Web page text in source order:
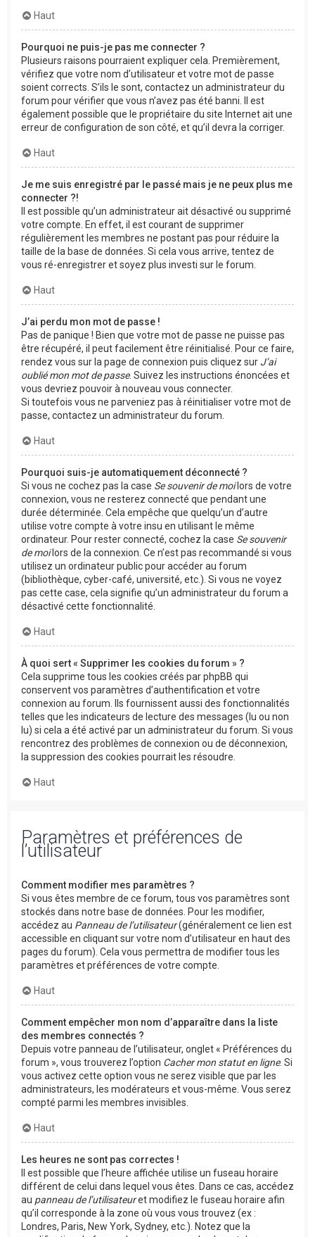
Haut
Pourquoi ne puis-je pas me connecter ?
Plusieurs raisons pourraient expliquer cela. Premièrement,
vérifiez que votre nom d’utilisateur et votre mot de passe
soient corrects. S’ils le sont, contactez un administrateur du
forum pour vérifier que vous n’avez pas été banni. Il est
également possible que le propriétaire du site Internet ait une
erreur de configuration de son côté, et qu’il devra la corriger.
Haut
Je me suis enregistré par le passé mais je ne peux plus me
connecter ?!
Il est possible qu’un administrateur ait désactivé ou supprimé
votre compte. En effet, il est courant de supprimer
régulièrement les membres ne postant pas pour réduire la
taille de la base de données. Si cela vous arrive, tentez de
vous ré-enregistrer et soyez plus investi sur le forum.
Haut
J’ai perdu mon mot de passe !
Pas de panique ! Bien que votre mot de passe ne puisse pas
être récupéré, il peut facilement être réinitialisé. Pour ce faire,
rendez vous sur la page de connexion puis cliquez sur J’ai
oublié mon mot de passe. Suivez les instructions énoncées et
vous devriez pouvoir à nouveau vous connecter.
Si toutefois vous ne parveniez pas à réinitialiser votre mot de
passe, contactez un administrateur du forum.
Haut
Pourquoi suis-je automatiquement déconnecté ?
Si vous ne cochez pas la case Se souvenir de moilors de votre
connexion, vous ne resterez connecté que pendant une
durée déterminée. Cela empêche que quelqu’un d’autre
utilise votre compte à votre insu en utilisant le même
ordinateur. Pour rester connecté, cochez la case Se souvenir
de moilors de la connexion. Ce n’est pas recommandé si vous
utilisez un ordinateur public pour accéder au forum
(bibliothèque, cyber-café, université, etc.). Si vous ne voyez
pas cette case, cela signifie qu’un administrateur du forum a
désactivé cette fonctionnalité.
Haut
À quoi sert « Supprimer les cookies du forum » ?
Cela supprime tous les cookies créés par phpBB qui
conservent vos paramètres d’authentification et votre
connexion au forum. Ils fournissent aussi des fonctionnalités
telles que les indicateurs de lecture des messages (lu ou non
lu) si cela a été activé par un administrateur du forum. Si vous
rencontrez des problèmes de connexion ou de déconnexion,
la suppression des cookies pourrait les résoudre.
Haut
Paramètres et préférences de
l’utilisateur
Comment modifier mes paramètres ?
Si vous êtes membre de ce forum, tous vos paramètres sont
stockés dans notre base de données. Pour les modifier,
accédez au Panneau de l’utilisateur(généralement ce lien est
accessible en cliquant sur votre nom d’utilisateur en haut des
pages du forum). Cela vous permettra de modifier tous les
paramètres et préférences de votre compte.
Haut
Comment empêcher mon nom d’apparaître dans la liste
des membres connectés ?
Depuis votre panneau de l’utilisateur, onglet « Préférences du
forum », vous trouverez l’option Cacher mon statut en ligne. Si
vous activez cette option vous ne serez visible que par les
administrateurs, les modérateurs et vous-même. Vous serez
compté parmi les membres invisibles.
Haut
Les heures ne sont pas correctes !
Il est possible que l’heure affichée utilise un fuseau horaire
différent de celui dans lequel vous êtes. Dans ce cas, accédez
au panneau de l’utilisateuret modifiez le fuseau horaire afin
qu’il corresponde à la zone où vous vous trouvez (ex :
Londres, Paris, New York, Sydney, etc.). Notez que la